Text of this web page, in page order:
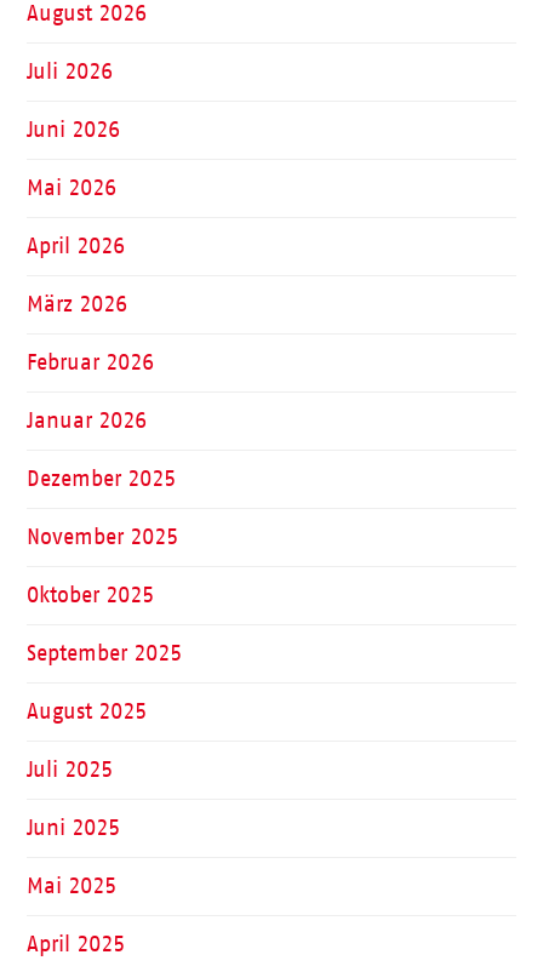
August 2026
Juli 2026
Juni 2026
Mai 2026
April 2026
März 2026
Februar 2026
Januar 2026
Dezember 2025
November 2025
Oktober 2025
September 2025
August 2025
Juli 2025
Juni 2025
Mai 2025
April 2025